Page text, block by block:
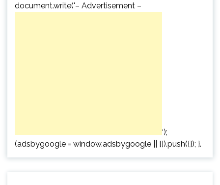
document.write('– Advertisement –
‘);
(adsbygoogle = window.adsbygoogle || []).push({}); }.